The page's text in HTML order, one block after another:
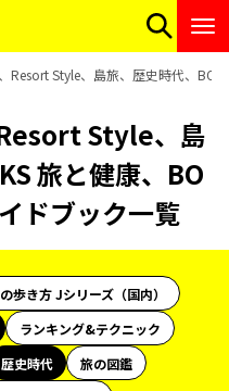
Resort Style、島旅、歴史時代、
Style、島
旅と健康、BO
ドブック一覧
歩き方 Jシリーズ（国内）
ランキング&テクニック
歴史時代
旅の図鑑